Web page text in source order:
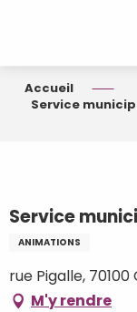
Accueil
Service
Service
ANIMATIONS
rue Pigalle, 70100
M'y rendre